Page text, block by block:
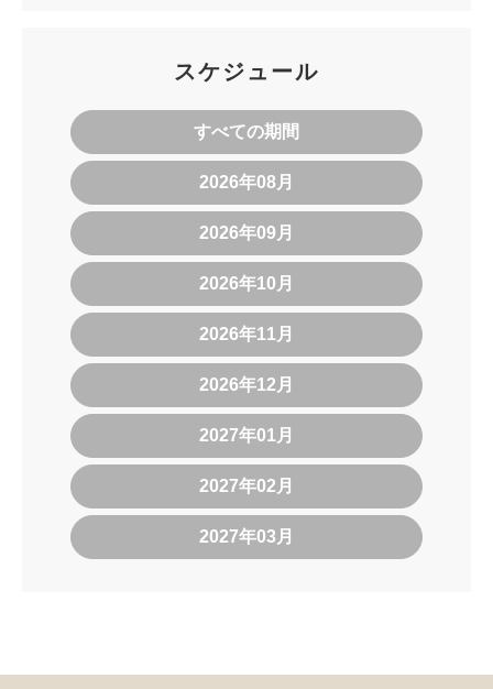
スケジュール
すべての期間
2026年08月
2026年09月
2026年10月
2026年11月
2026年12月
2027年01月
2027年02月
2027年03月